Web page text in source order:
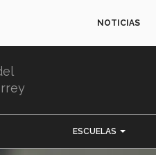
NOTICIAS
ESCUELAS